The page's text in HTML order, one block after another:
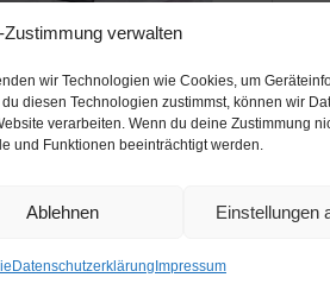
Zustimmung verwalten
wir Technologien wie Cookies, um
diesen Technologien zustimmst, können wir
verarbeiten. Wenn du deine Zustimmung
und Funktionen beeinträchtigt werden.
Ablehnen Einstellungen
Datenschutzerklärung Impressum